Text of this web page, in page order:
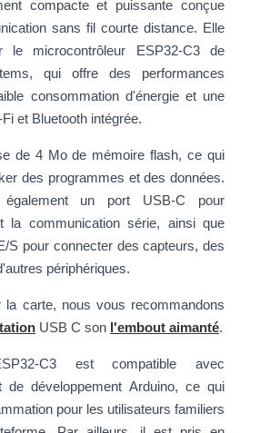
compacte et puissante conçue
sans fil courte distance. Elle
microcontrôleur ESP32-C3 de
qui offre des performances
consommation d'énergie et une
et Bluetooth intégrée.
de 4 Mo de mémoire flash, ce qui
des programmes et des données.
également un port USB-C pour
la communication série, ainsi que
S pour connecter des capteurs, des
périphériques.
la carte, nous vous recommandons
USB C son l'embout aimanté.
C3 est compatible avec
de développement Arduino, ce qui
pour les utilisateurs familiers